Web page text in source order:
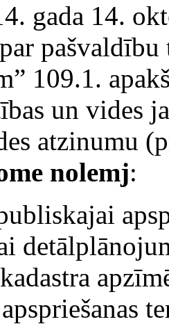
gada 14.
pašvaldību
109.1.
un vides
atzinumu
nolemj: